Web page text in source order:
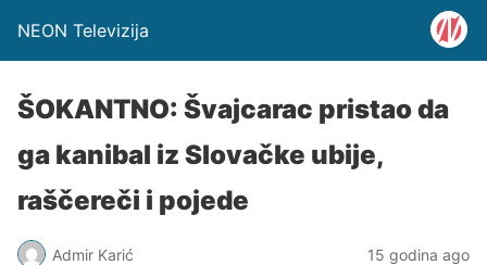
NEON Televizija
ŠOKANTNO: Švajcarac pristao da
ga kanibal iz Slovačke ubije,
raščereči i pojede
Admir Karić 15 godina ago